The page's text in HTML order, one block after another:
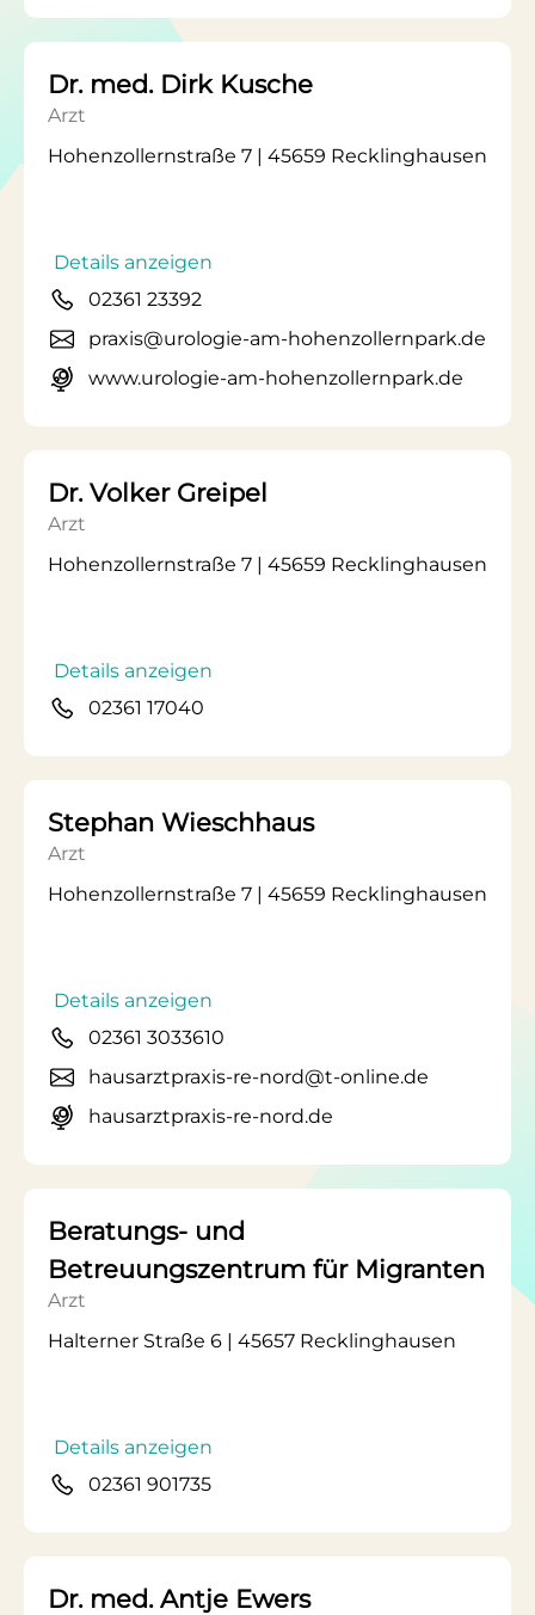
Dr. med. Dirk Kusche
Arzt
Hohenzollernstraße 7 | 45659 Recklinghausen
Details anzeigen
02361 23392
praxis@urologie-am-hohenzollernpark.de
www.urologie-am-hohenzollernpark.de
Dr. Volker Greipel
Arzt
Hohenzollernstraße 7 | 45659 Recklinghausen
Details anzeigen
02361 17040
Stephan Wieschhaus
Arzt
Hohenzollernstraße 7 | 45659 Recklinghausen
Details anzeigen
02361 3033610
hausarztpraxis-re-nord@t-online.de
hausarztpraxis-re-nord.de
Beratungs- und
Betreuungszentrum für Migranten
Arzt
Halterner Straße 6 | 45657 Recklinghausen
Details anzeigen
02361 901735
Dr. med. Antje Ewers